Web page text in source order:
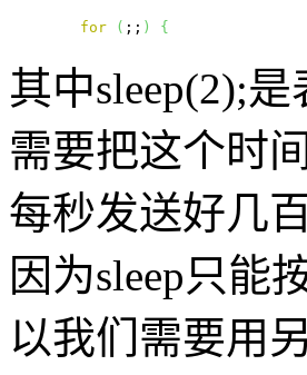
for ( ;; ) {
其中sleep(2);
需要把这个时
每秒发送好几
因为sleep只能
以我们需要用